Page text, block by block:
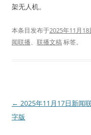
架无人机。
本条目发布于2025年11月18
闻联播、 联播文稿标签。
文
章
← 2025年11月17日新闻
字版